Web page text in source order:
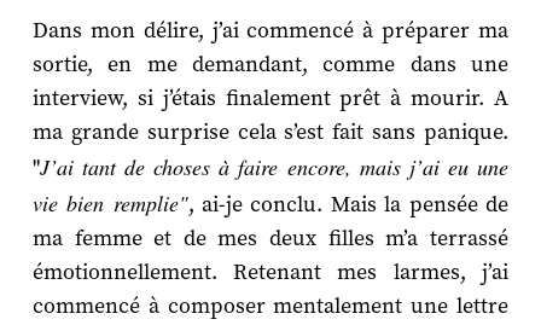
Dans mon délire, j’ai commencé à préparer ma
sortie, en me demandant, comme dans une
interview, si j’étais finalement prêt à mourir. A
ma grande surprise cela s’est fait sans panique.
"J’ai tant de choses à faire encore, mais j’ai eu une
vie bien remplie", ai-je conclu. Mais la pensée de
ma femme et de mes deux filles m’a terrassé
émotionnellement. Retenant mes larmes, j’ai
commencé à composer mentalement une lettre